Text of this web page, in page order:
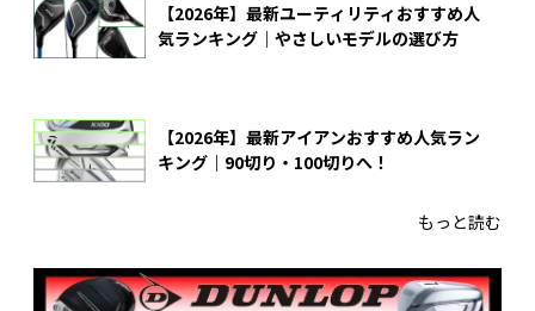
【2026年】最新ユーティリティおすすめ人
気ランキング｜やさしいモデルの選び方
【2026年】最新アイアンおすすめ人気ラン
キング｜90切り・100切りへ！
もっと読む